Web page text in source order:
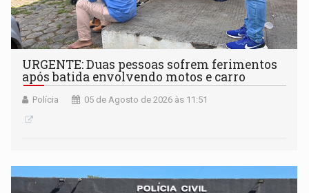
URGENTE: Duas pessoas sofrem ferimentos
após batida envolvendo motos e carro
Polícia 05 de Agosto de 2026 às 11:51